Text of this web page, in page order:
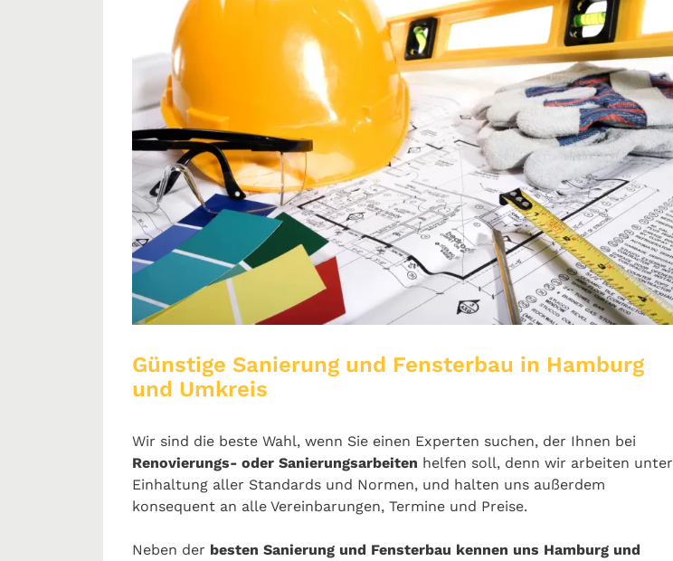
Günstige Sanierung und Fensterbau in Hamburg
und Umkreis
Wir sind die beste Wahl, wenn Sie einen Experten suchen, der Ihnen bei
Renovierungs- oder Sanierungsarbeiten helfen soll, denn wir arbeiten unter
Einhaltung aller Standards und Normen, und halten uns außerdem
konsequent an alle Vereinbarungen, Termine und Preise.
Neben der besten Sanierung und Fensterbau kennen uns Hamburg und